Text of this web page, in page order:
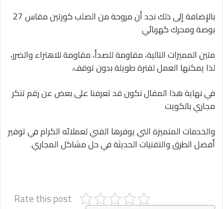
بالإضافة إلى ذلك نجد أن مروحة من الصلب كورتين مقاس 27
بوصة ومحرك كهربائي
متين المميزات التالية، مقاومة للصدأ، مقاومة للاهتراء والضرر،
لذا يمكنها العمل لفترة طويلة بدون توقف.
في نهاية هذا المقال نكون قد تعرفنا على بعض عن رقم تنكر
مجاري بالكويت
والخدمات المتميزة التي يوفرها الفني لعملائه الكرام في توفير
أفضل الطرق والتقنيات الحديثة في حل مشاكل المجاري.
Rate this post